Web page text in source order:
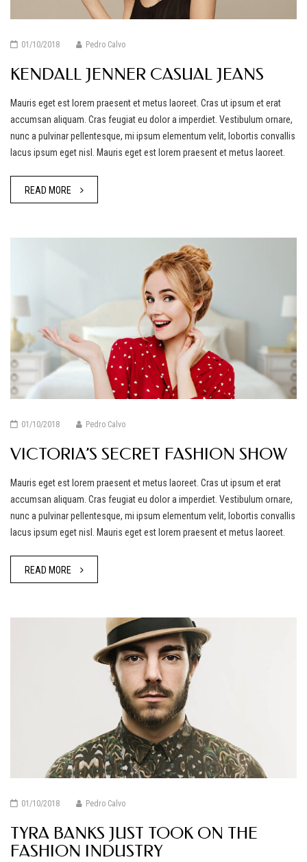
01/10/2018 Pedro Calvo
KENDALL JENNER CASUAL JEANS
Mauris eget est lorem praesent et metus laoreet. Cras ut ipsum et erat
accumsan aliquam. Cras feugiat eu dolor a imperdiet. Vestibulum ornare,
nunc a pulvinar pellentesque, mi ipsum elementum velit, lobortis convallis
lacus ipsum eget nisl. Mauris eget est lorem praesent et metus laoreet.
READ MORE
01/10/2018 Pedro Calvo
VICTORIA’S SECRET FASHION SHOW
Mauris eget est lorem praesent et metus laoreet. Cras ut ipsum et erat
accumsan aliquam. Cras feugiat eu dolor a imperdiet. Vestibulum ornare,
nunc a pulvinar pellentesque, mi ipsum elementum velit, lobortis convallis
lacus ipsum eget nisl. Mauris eget est lorem praesent et metus laoreet.
READ MORE
01/10/2018 Pedro Calvo
TYRA BANKS JUST TOOK ON THE
FASHION INDUSTRY